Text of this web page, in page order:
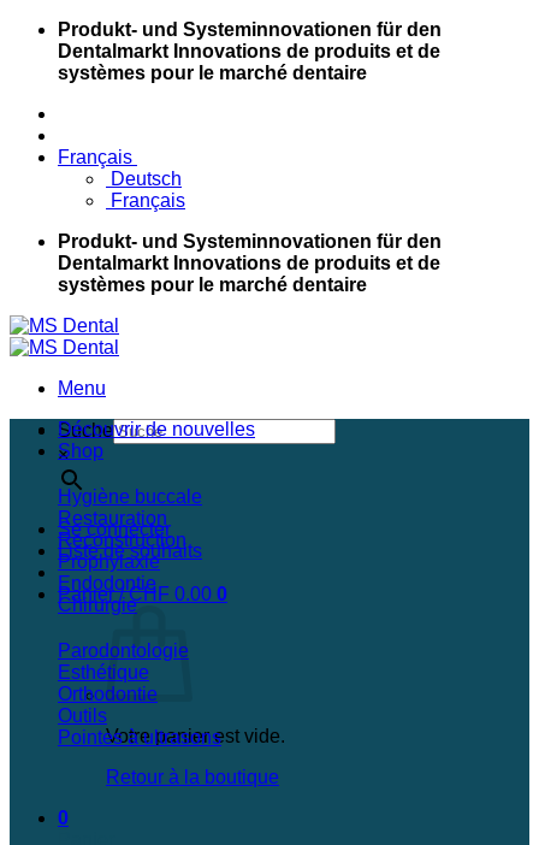
Passer
contenu
Produkt- und Systeminnovationen für den
Dentalmarkt Innovations de produits et de
systèmes pour le marché dentaire
Français
Deutsch
Français
Produkt- und Systeminnovationen für den
Dentalmarkt Innovations de produits et de
systèmes pour le marché dentaire
Menu
Suche
×
Se connecter
Liste de souhaits
Panier /CHF 0.00 0
Votre panier est vide.
Retour à la boutique
0
Découvrir de nouvelles
Shop
Hygiène buccale
Restauration
Reconstruction
Prophylaxie
Endodontie
Chirurgie
Parodontologie
Esthétique
Orthodontie
Outils
Pointes à ultrasons